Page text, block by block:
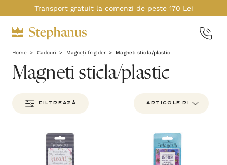
Transport gratuit la comenzi de peste 170 Lei
Home Cadouri Magneți frigider Magneti sticla/plastic
Magneti sticla/plastic
FILTREAZĂ